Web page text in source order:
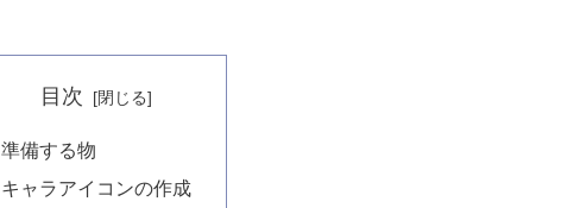
目次
準備する物
キャラアイコンの作成